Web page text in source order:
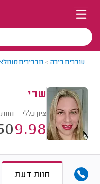
עוברים דירה > מדבירים
שרי
ציון כללי
9.98
חוות דעת